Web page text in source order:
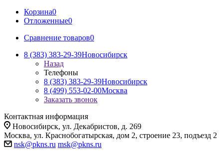
Корзина0
Отложенные0
Сравнение товаров0
8 (383) 383-29-39Новосибирск
Назад
Телефоны
8 (383) 383-29-39Новосибирск
8 (499) 553-02-00Москва
Заказать звонок
Контактная информация
Новосибирск, ул. Декабристов, д. 269
Москва, ул. Краснобогатырская, дом 2, строение 23, подъезд 2
nsk@pkns.ru msk@pkns.ru